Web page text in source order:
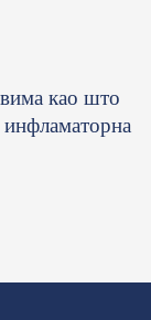
као што